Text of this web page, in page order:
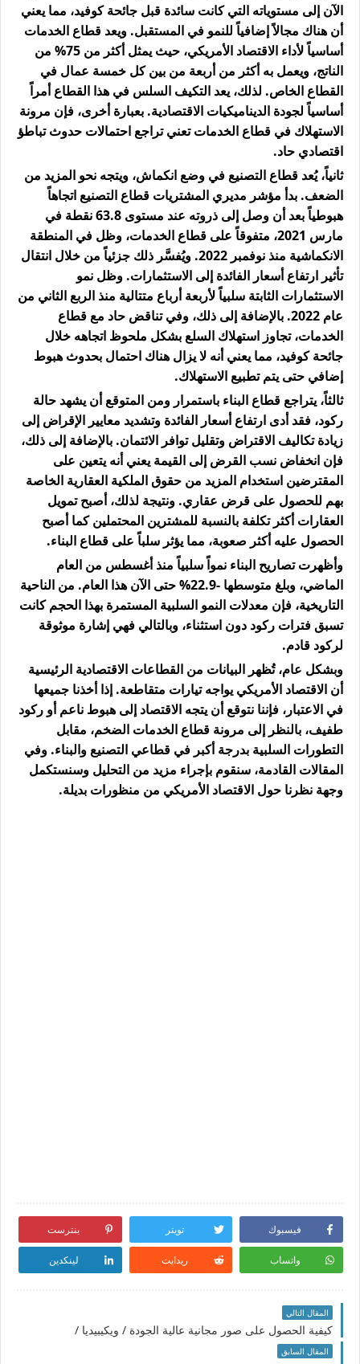
الآن إلى مستوياته التي كانت سائدة قبل جائحة كوفيد، مما يعني
أن هناك مجالاً إضافياً للنمو في المستقبل. ويعد قطاع الخدمات
أساسياً لأداء الاقتصاد الأمريكي، حيث يمثل أكثر من 75% من
الناتج، ويعمل به أكثر من أربعة من بين كل خمسة عمال في
القطاع الخاص. لذلك، يعد التكيف السلس في هذا القطاع أمراً
أساسياً لجودة الديناميكيات الاقتصادية. بعبارة أخرى، فإن مرونة
الاستهلاك في قطاع الخدمات تعني تراجع احتمالات حدوث تباطؤ
اقتصادي حاد.
ثانياً، يُعد قطاع التصنيع في وضع انكماش، ويتجه نحو المزيد من
الضعف. بدأ مؤشر مديري المشتريات قطاع التصنيع اتجاهاً
هبوطياً بعد أن وصل إلى ذروته عند مستوى 63.8 نقطة في
مارس 2021، متفوقاً على قطاع الخدمات، وظل في المنطقة
الانكماشية منذ نوفمبر 2022. ويُفسَّر ذلك جزئياً من خلال انتقال
تأثير ارتفاع أسعار الفائدة إلى الاستثمارات. وظل نمو
الاستثمارات الثابتة سلبياً لأربعة أرباع متتالية منذ الربع الثاني من
عام 2022. بالإضافة إلى ذلك، وفي تناقض حاد مع قطاع
الخدمات، تجاوز استهلاك السلع بشكل ملحوظ اتجاهه خلال
جائحة كوفيد، مما يعني أنه لا يزال هناك احتمال بحدوث هبوط
إضافي حتى يتم تطبيع الاستهلاك.
ثالثاً، يتراجع قطاع البناء باستمرار ومن المتوقع أن يشهد حالة
ركود، فقد أدى ارتفاع أسعار الفائدة وتشديد معايير الإقراض إلى
زيادة تكاليف الاقتراض وتقليل توافر الائتمان. بالإضافة إلى ذلك،
فإن انخفاض نسب القرض إلى القيمة يعني أنه يتعين على
المقترضين استخدام المزيد من حقوق الملكية العقارية الخاصة
بهم للحصول على قرض عقاري. ونتيجة لذلك، أصبح تمويل
العقارات أكثر تكلفة بالنسبة للمشترين المحتملين كما أصبح
الحصول عليه أكثر صعوبة، مما يؤثر سلباً على قطاع البناء.
وأظهرت تصاريح البناء نمواً سلبياً منذ أغسطس من العام
الماضي، وبلغ متوسطها -22.9% حتى الآن هذا العام. من الناحية
التاريخية، فإن معدلات النمو السلبية المستمرة بهذا الحجم كانت
تسبق فترات ركود دون استثناء، وبالتالي فهي إشارة موثوقة
لركود قادم.
وبشكل عام، تُظهر البيانات من القطاعات الاقتصادية الرئيسية
أن الاقتصاد الأمريكي يواجه تيارات متقاطعة. إذا أخذنا جميعها
في الاعتبار، فإننا نتوقع أن يتجه الاقتصاد إلى هبوط ناعم أو ركود
طفيف، بالنظر إلى مرونة قطاع الخدمات الضخم، مقابل
التطورات السلبية بدرجة أكبر في قطاعي التصنيع والبناء. وفي
المقالات القادمة، سنقوم بإجراء مزيد من التحليل وسنستكمل
وجهة نظرنا حول الاقتصاد الأمريكي من منظورات بديلة.
فيسبوك تويتر بنترست
واتساب ريدايت لينكدين
المقال التالي
كيفية الحصول على صور مجانية عالية الجودة / ويكيبيديا /
المقال السابق